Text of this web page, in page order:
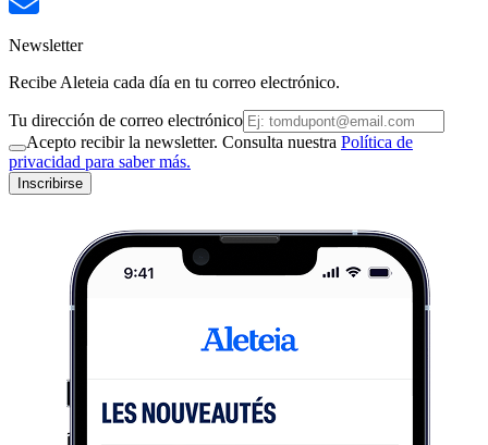
Newsletter
Recibe Aleteia cada día en tu correo electrónico.
Tu dirección de correo electrónico
Acepto recibir la newsletter. Consulta nuestra Política de
privacidad para saber más.
Inscribirse